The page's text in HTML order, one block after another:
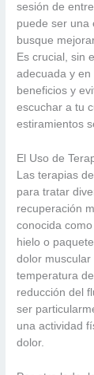
sesión de
puede ser una
busque
Es crucial, sin
adecuada y
beneficios y
escuchar a tu
estiramientos
El Uso de
Las terapias
para tratar
recuperación
conocida
hielo o
dolor muscular
temperatura
reducción del
ser
una actividad
dolor.